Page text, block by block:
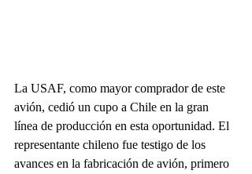
La USAF, como mayor comprador de este
avión, cedió un cupo a Chile en la gran
línea de producción en esta oportunidad. El
representante chileno fue testigo de los
avances en la fabricación de avión, primero